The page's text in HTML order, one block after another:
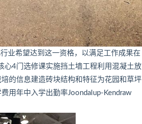
业希望达到这一资格，以满足工作成果在
4门选修课实施挡土墙工程利用混凝土放
的信息建造砖块结构和特征为花园和草坪
用年中入学出勤率Joondalup-Kendraw